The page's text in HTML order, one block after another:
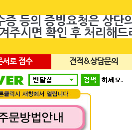
증 등의 증빙요청은 상단
주시면 확인 후 처리해드
서로 접수 견적&상담문의